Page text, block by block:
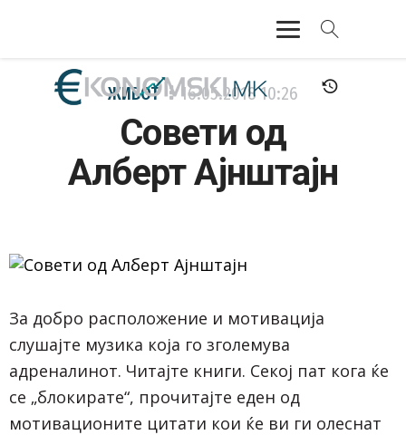
АКТУЕЛНО
ЕКОНОМИЈА
ФИНАНСИИ
ЖИВОТ
МОЗАИК
ЖИВОТ 16.05.201810:26
Совети од
Алберт Ајнштајн
За добро расположение и мотивација
слушајте музика која го зголемува
адреналинот. Читајте книги. Секој пат кога ќе
се „блокирате“, прочитајте еден од
мотивационите цитати кои ќе ви ги олеснат